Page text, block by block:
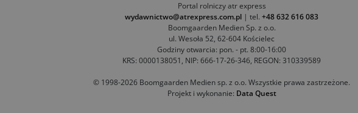
Portal rolniczy atr express
wydawnictwo@atrexpress.com.pl | tel. +48 632 616 083
Boomgaarden Medien Sp. z o.o.
ul. Wesoła 52, 62-604 Kościelec
Godziny otwarcia: pon. - pt. 8:00-16:00
KRS: 0000138051, NIP: 666-17-26-346, REGON: 310339589
© 1998-2026 Boomgaarden Medien sp. z o.o. Wszystkie prawa zastrzeżone.
Projekt i wykonanie: Data Quest